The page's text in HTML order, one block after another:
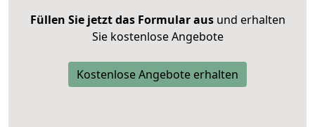
Füllen Sie jetzt das Formular ausund erhalten
Sie kostenlose Angebote
Kostenlose Angebote erhalten